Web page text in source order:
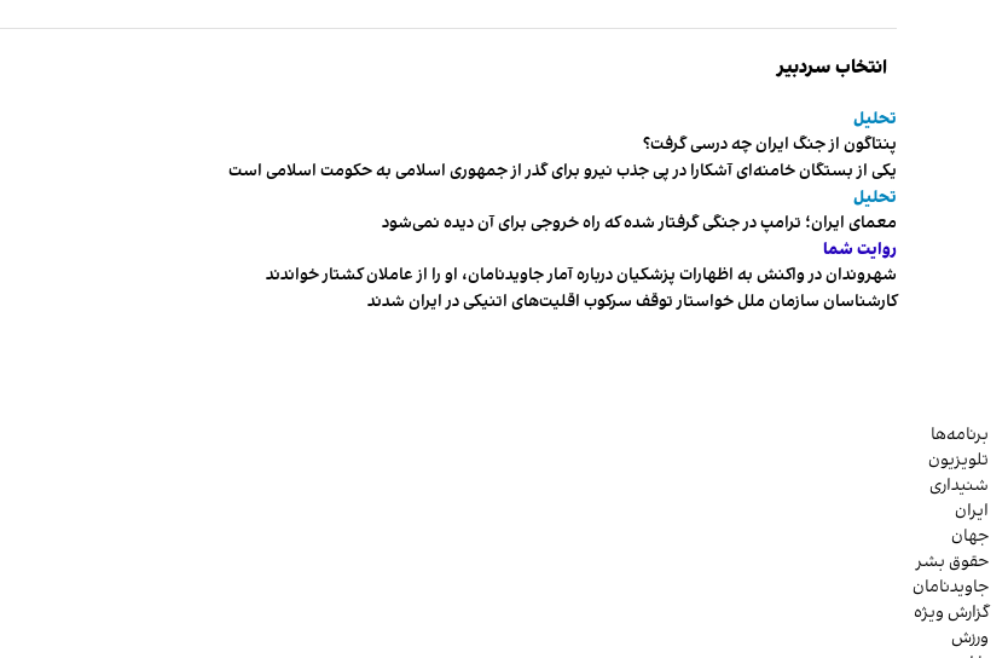
انتخاب سردبیر
تحلیل
پنتاگون از جنگ ایران چه درسی گرفت؟
یکی از بستگان خامنه‌ای آشکارا در پی جذب نیرو برای گذر از جمهوری اسلامی به حکومت اسلامی است
تحلیل
معمای ایران؛ ترامپ در جنگی گرفتار شده که راه خروجی برای آن دیده نمی‌شود
روایت شما
شهروندان در واکنش به اظهارات پزشکیان درباره آمار جاویدنامان، او را از عاملان کشتار خواندند
کارشناسان سازمان ملل خواستار توقف سرکوب اقلیت‌های اتنیکی در ایران شدند
برنامه‌ها
تلویزیون
شنیداری
ایران
جهان
حقوق بشر
جاویدنامان
گزارش ویژه
ورزش